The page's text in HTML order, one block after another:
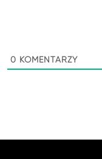
0 KOMENTARZY